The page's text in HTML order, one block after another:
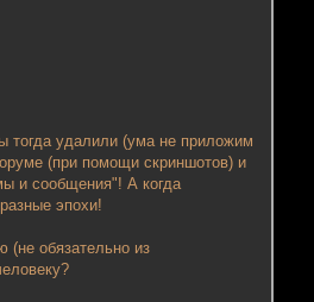
тогда удалили (ума не приложим
(при помощи скриншотов) и
и сообщения"! А когда
эпохи!
(не обязательно из